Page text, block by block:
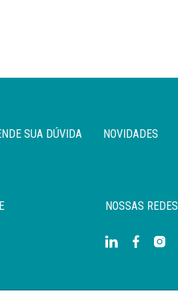
SUA DÚVIDA NOVIDADES
NOSSAS REDES